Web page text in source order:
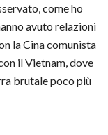
come ho
avuto relazioni
la Cina comunista
il Vietnam, dove
brutale poco più